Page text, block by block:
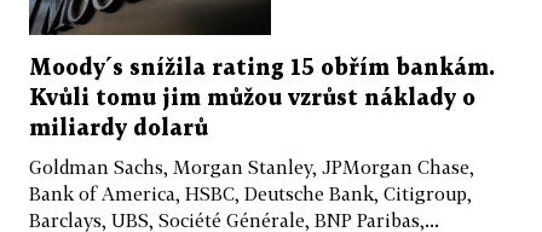
Moody´s snížila rating 15 obřím bankám.
Kvůli tomu jim můžou vzrůst náklady o
miliardy dolarů
Goldman Sachs, Morgan Stanley, JPMorgan Chase,
Bank of America, HSBC, Deutsche Bank, Citigroup,
Barclays, UBS, Société Générale, BNP Paribas,...